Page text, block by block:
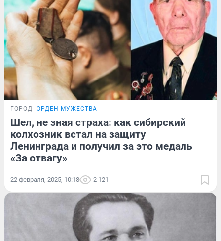
ГОРОД ОРДЕН МУЖЕСТВА
Шел, не зная страха: как сибирский
колхозник встал на защиту
Ленинграда и получил за это медаль
«За отвагу»
22 февраля, 2025, 10:18 2 121